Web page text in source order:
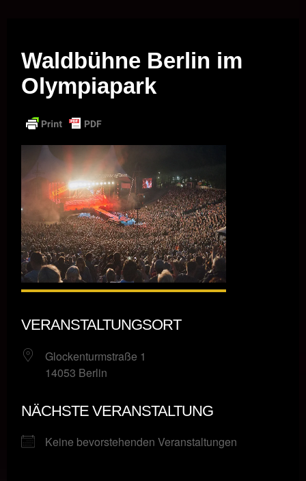
Waldbühne Berlin im
Olympiapark
VERANSTALTUNGSORT
Glockenturmstraße 1
14053 Berlin
NÄCHSTE VERANSTALTUNG
Keine bevorstehenden Veranstaltungen